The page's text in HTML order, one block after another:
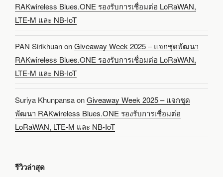
RAKwireless Blues.ONE รองรับการเชื่อมต่อ LoRaWAN,
LTE-M และ NB-IoT
PAN SirikhuanonGiveaway Week 2025 – แจกชุดพัฒนา
RAKwireless Blues.ONE รองรับการเชื่อมต่อ LoRaWAN,
LTE-M และ NB-IoT
Suriya KhunpansaonGiveaway Week 2025 – แจกชุด
พัฒนา RAKwireless Blues.ONE รองรับการเชื่อมต่อ
LoRaWAN, LTE-M และ NB-IoT
รีวิวล่าสุด